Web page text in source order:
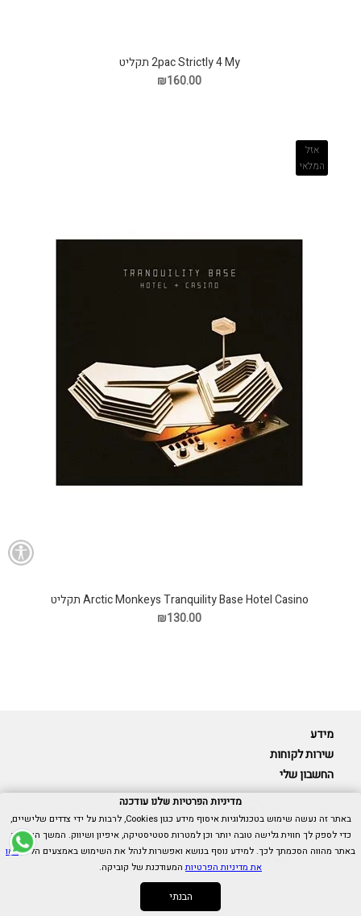
2pac Strictly 4 My תקליט
₪160.00
אזל
המלאי
Arctic Monkeys Tranquility Base Hotel Casino תקליט
₪130.00
מידע
שירות לקוחות
החשבון שלי
Cubica © כל הזכויות שמורות.
אנו כאן בשבילך -055-9511314
מדיניות הפרטיות שלנו עודכנה
באתר זה נעשה שימוש בטכנולוגיות איסוף מידע כגון Cookies, לרבות על ידי צדדים שלישיים,
כדי לספק לך חווית גלישה טובה יותר וכן למטרות סטטיסטיקה, איפיון ושיווק. המשך הגלישה
באתר מהווה הסכמתך לכך. למידע נוסף בנושא ואפשרות לנהל את השימוש באמצעים הללו,ראו
את מדיניות הפרטיותהמעודכנת של קוביקה.
הבנתי